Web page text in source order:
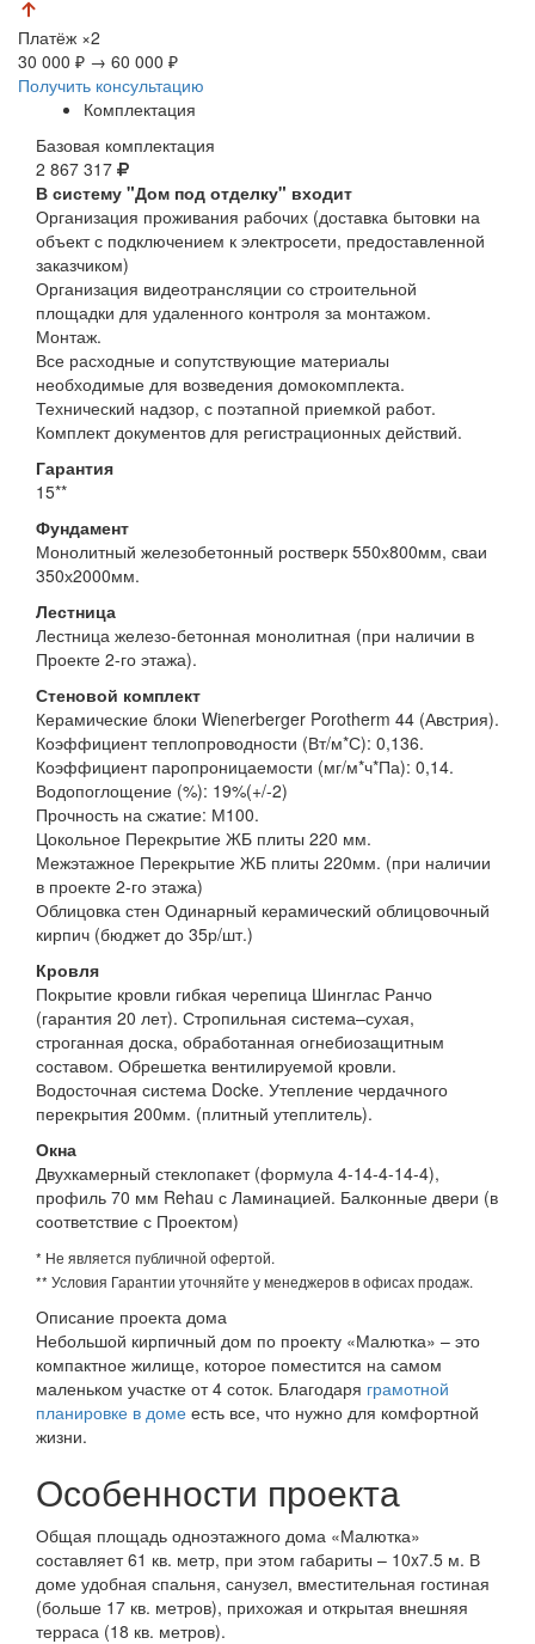
Платёж ×2
30 000 ₽ → 60 000 ₽
Получить консультацию
Комплектация
Базовая комплектация
2 867 317
В систему "Дом под отделку" входит
Организация проживания рабочих (доставка бытовки на
объект с подключением к электросети, предоставленной
заказчиком)
Организация видеотрансляции со строительной
площадки для удаленного контроля за монтажом.
Монтаж.
Все расходные и сопутствующие материалы
необходимые для возведения домокомплекта.
Технический надзор, с поэтапной приемкой работ.
Комплект документов для регистрационных действий.
Гарантия
15**
Фундамент
Монолитный железобетонный ростверк 550х800мм, сваи
350х2000мм.
Лестница
Лестница железо-бетонная монолитная (при наличии в
Проекте 2-го этажа).
Стеновой комплект
Керамические блоки Wienerberger Porotherm 44 (Австрия).
Коэффициент теплопроводности (Вт/м*С): 0,136.
Коэффициент паропроницаемости (мг/м*ч*Па): 0,14.
Водопоглощение (%): 19%(+/-2)
Прочность на сжатие: М100.
Цокольное Перекрытие ЖБ плиты 220 мм.
Межэтажное Перекрытие ЖБ плиты 220мм. (при наличии
в проекте 2-го этажа)
Облицовка стен Одинарный керамический облицовочный
кирпич (бюджет до 35р/шт.)
Кровля
Покрытие кровли гибкая черепица Шинглас Ранчо
(гарантия 20 лет). Стропильная система–сухая,
строганная доска, обработанная огнебиозащитным
составом. Обрешетка вентилируемой кровли.
Водосточная система Docke. Утепление чердачного
перекрытия 200мм. (плитный утеплитель).
Окна
Двухкамерный стеклопакет (формула 4-14-4-14-4),
профиль 70 мм Rehau с Ламинацией. Балконные двери (в
соответствие с Проектом)
* Не является публичной офертой.
** Условия Гарантии уточняйте у менеджеров в офисах продаж.
Описание проекта дома
Небольшой кирпичный дом по проекту «Малютка» – это
компактное жилище, которое поместится на самом
маленьком участке от 4 соток. Благодаря грамотной
планировке в доме есть все, что нужно для комфортной
жизни.
Особенности проекта
Общая площадь одноэтажного дома «Малютка»
составляет 61 кв. метр, при этом габариты – 10x7.5 м. В
доме удобная спальня, санузел, вместительная гостиная
(больше 17 кв. метров), прихожая и открытая внешняя
терраса (18 кв. метров).